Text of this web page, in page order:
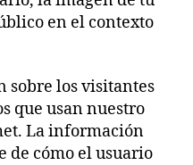
en el contexto
sobre los visitantes
que usan nuestro
La información
de cómo el usuario